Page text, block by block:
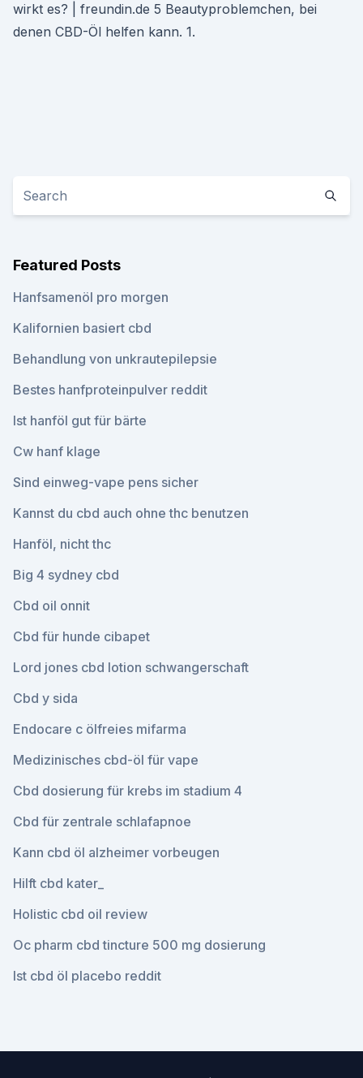
wirkt es? | freundin.de 5 Beautyproblemchen, bei
denen CBD-Öl helfen kann. 1.
Featured Posts
Hanfsamenöl pro morgen
Kalifornien basiert cbd
Behandlung von unkrautepilepsie
Bestes hanfproteinpulver reddit
Ist hanföl gut für bärte
Cw hanf klage
Sind einweg-vape pens sicher
Kannst du cbd auch ohne thc benutzen
Hanföl, nicht thc
Big 4 sydney cbd
Cbd oil onnit
Cbd für hunde cibapet
Lord jones cbd lotion schwangerschaft
Cbd y sida
Endocare c ölfreies mifarma
Medizinisches cbd-öl für vape
Cbd dosierung für krebs im stadium 4
Cbd für zentrale schlafapnoe
Kann cbd öl alzheimer vorbeugen
Hilft cbd kater_
Holistic cbd oil review
Oc pharm cbd tincture 500 mg dosierung
Ist cbd öl placebo reddit